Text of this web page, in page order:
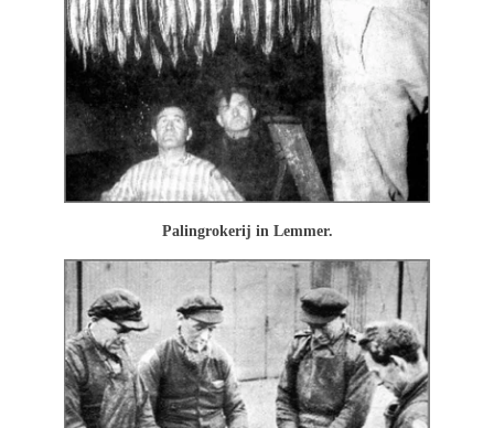
Palingrokerij in Lemmer.